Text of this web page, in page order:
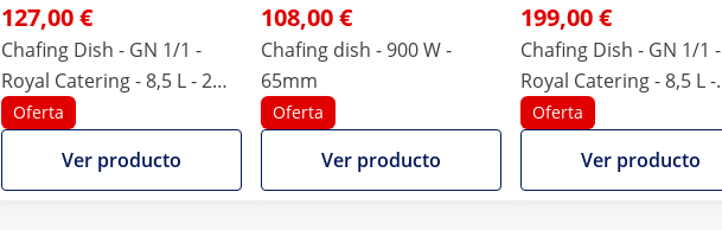
127,00 €
Chafing Dish - GN 1/1 -
Royal Catering - 8,5 L - 2
contenedores de
combustible - Rolltop
Oferta
Ver producto
108,00 €
Chafing dish - 900 W -
65mm
Oferta
Ver producto
199,00 €
Chafing Dish - GN 1/1 -
Royal Catering - 8,5 L -
ventana
Oferta
Ver producto